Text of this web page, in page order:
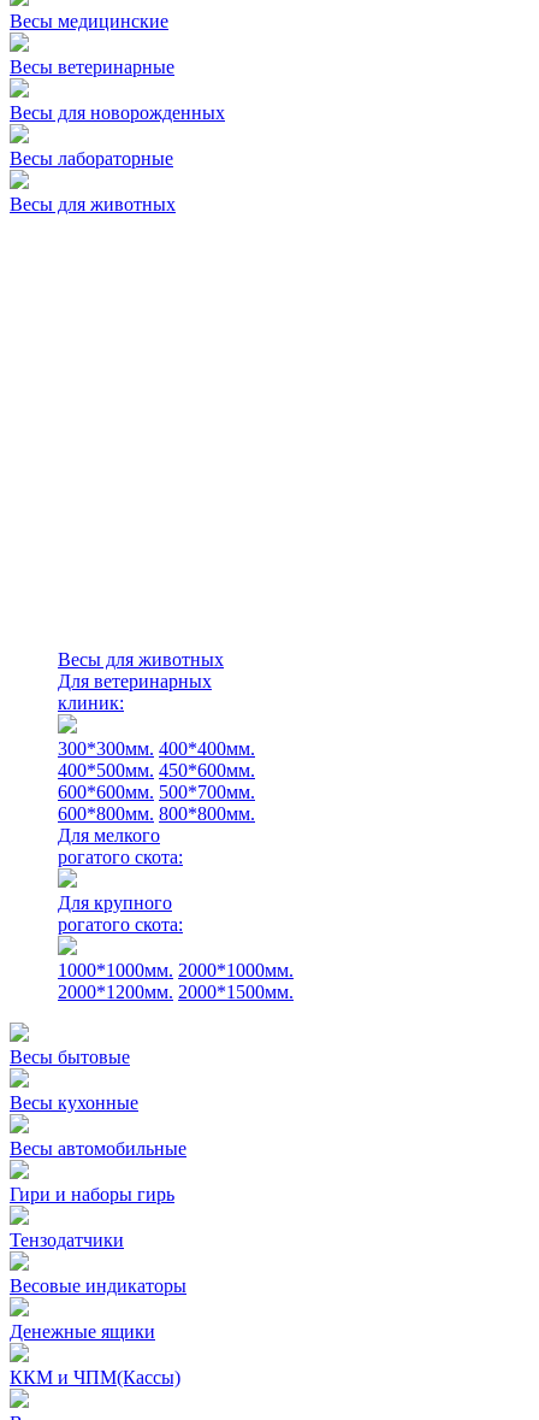
Весы медицинские
Весы ветеринарные
Весы для новорожденных
Весы лабораторные
Весы для животных
Весы для животных
Для ветеринарных
клиник:
300*300мм. 400*400мм.
400*500мм. 450*600мм.
600*600мм. 500*700мм.
600*800мм. 800*800мм.
Для мелкого
рогатого скота:
Для крупного
рогатого скота:
1000*1000мм. 2000*1000мм.
2000*1200мм. 2000*1500мм.
Весы бытовые
Весы кухонные
Весы автомобильные
Гири и наборы гирь
Тензодатчики
Весовые индикаторы
Денежные ящики
ККМ и ЧПМ(Кассы)